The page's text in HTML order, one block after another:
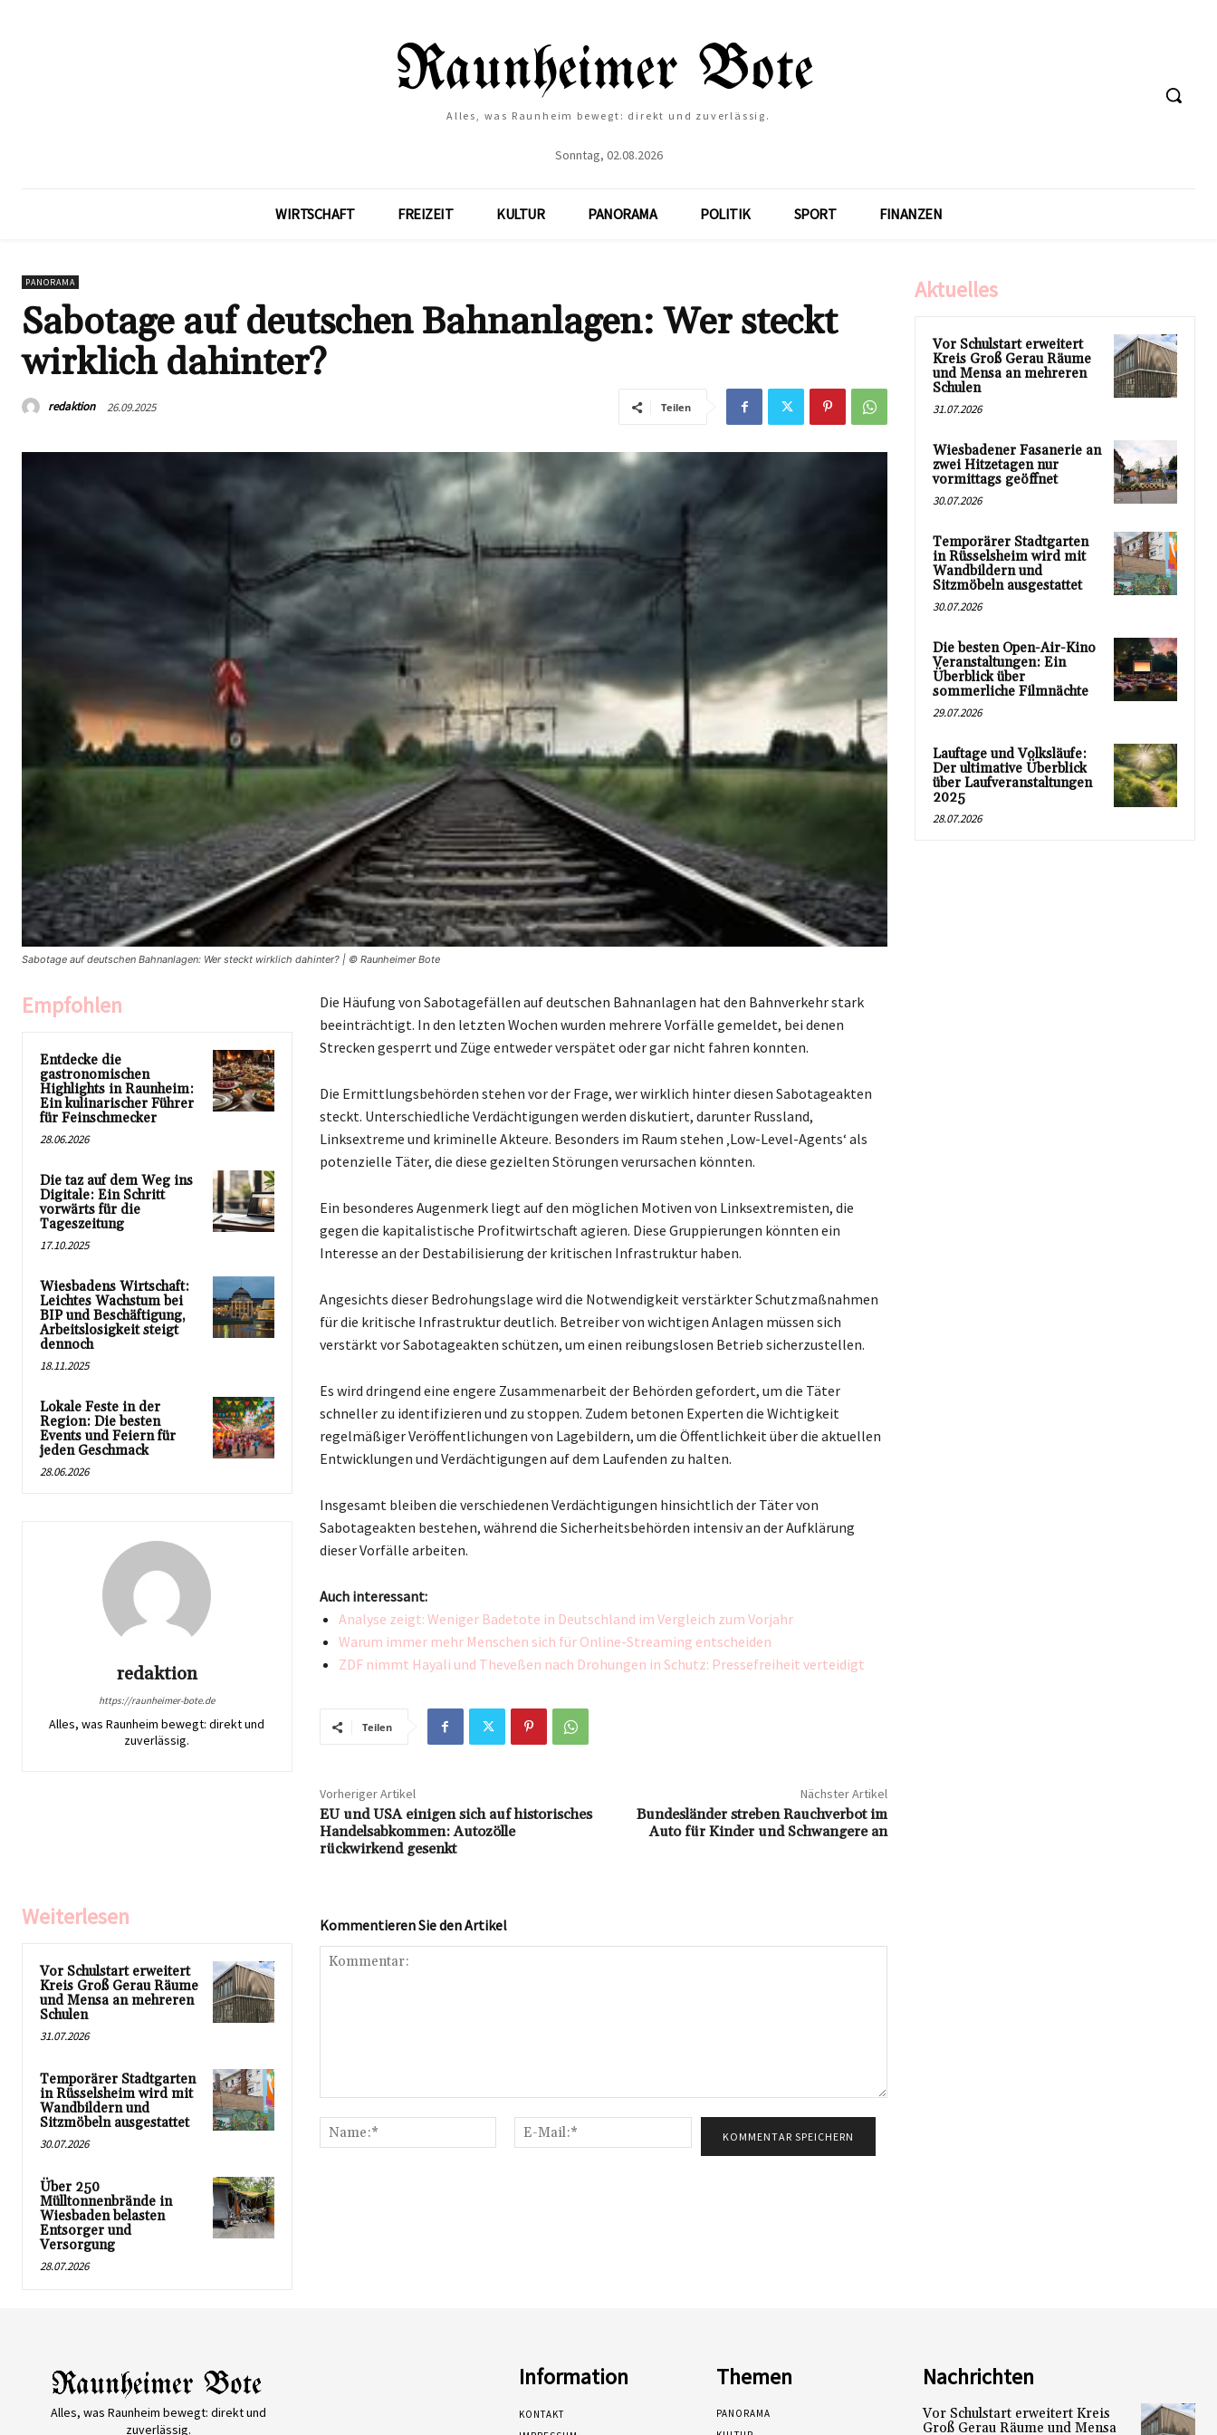
Alles, was Raunheim bewegt: direkt und zuverlässig.
Sonntag, 02.08.2026
WIRTSCHAFT FREIZEIT KULTUR PANORAMA POLITIK SPORT FINANZEN
PANORAMA
Sabotage auf deutschen Bahnanlagen: Wer steckt
wirklich dahinter?
redaktion 26.09.2025 Teilen
Sabotage auf deutschen Bahnanlagen: Wer steckt wirklich dahinter? | © Raunheimer Bote
Empfohlen
Entdecke die
gastronomischen
Highlights in Raunheim:
Ein kulinarischer Führer
für Feinschmecker
28.06.2026
Die taz auf dem Weg ins
Digitale: Ein Schritt
vorwärts für die
Tageszeitung
17.10.2025
Wiesbadens Wirtschaft:
Leichtes Wachstum bei
BIP und Beschäftigung,
Arbeitslosigkeit steigt
dennoch
18.11.2025
Lokale Feste in der
Region: Die besten
Events und Feiern für
jeden Geschmack
28.06.2026
redaktion
https://raunheimer-bote.de
Alles, was Raunheim bewegt: direkt und
zuverlässig.
Die Häufung von Sabotagefällen auf deutschen Bahnanlagen hat den Bahnverkehr stark
beeinträchtigt. In den letzten Wochen wurden mehrere Vorfälle gemeldet, bei denen
Strecken gesperrt und Züge entweder verspätet oder gar nicht fahren konnten.
Die Ermittlungsbehörden stehen vor der Frage, wer wirklich hinter diesen Sabotageakten
steckt. Unterschiedliche Verdächtigungen werden diskutiert, darunter Russland,
Linksextreme und kriminelle Akteure. Besonders im Raum stehen ‚Low-Level-Agents‘ als
potenzielle Täter, die diese gezielten Störungen verursachen könnten.
Ein besonderes Augenmerk liegt auf den möglichen Motiven von Linksextremisten, die
gegen die kapitalistische Profitwirtschaft agieren. Diese Gruppierungen könnten ein
Interesse an der Destabilisierung der kritischen Infrastruktur haben.
Angesichts dieser Bedrohungslage wird die Notwendigkeit verstärkter Schutzmaßnahmen
für die kritische Infrastruktur deutlich. Betreiber von wichtigen Anlagen müssen sich
verstärkt vor Sabotageakten schützen, um einen reibungslosen Betrieb sicherzustellen.
Es wird dringend eine engere Zusammenarbeit der Behörden gefordert, um die Täter
schneller zu identifizieren und zu stoppen. Zudem betonen Experten die Wichtigkeit
regelmäßiger Veröffentlichungen von Lagebildern, um die Öffentlichkeit über die aktuellen
Entwicklungen und Verdächtigungen auf dem Laufenden zu halten.
Insgesamt bleiben die verschiedenen Verdächtigungen hinsichtlich der Täter von
Sabotageakten bestehen, während die Sicherheitsbehörden intensiv an der Aufklärung
dieser Vorfälle arbeiten.
Auch interessant:
Analyse zeigt: Weniger Badetote in Deutschland im Vergleich zum Vorjahr
Warum immer mehr Menschen sich für Online-Streaming entscheiden
ZDF nimmt Hayali und Theveßen nach Drohungen in Schutz: Pressefreiheit verteidigt
Teilen
Vorheriger Artikel
EU und USA einigen sich auf historisches
Handelsabkommen: Autozölle
rückwirkend gesenkt
Nächster Artikel
Bundesländer streben Rauchverbot im
Auto für Kinder und Schwangere an
Weiterlesen
Vor Schulstart erweitert
Kreis Groß Gerau Räume
und Mensa an mehreren
Schulen
31.07.2026
Temporärer Stadtgarten
in Rüsselsheim wird mit
Wandbildern und
Sitzmöbeln ausgestattet
30.07.2026
Über 250
Mülltonnenbrände in
Wiesbaden belasten
Entsorger und
Versorgung
28.07.2026
Kommentieren Sie den Artikel
Name:*
Mail:*
Aktuelles
Vor Schulstart erweitert
Kreis Groß Gerau Räume
und Mensa an mehreren
Schulen
31.07.2026
Wiesbadener Fasanerie an
zwei Hitzetagen nur
vormittags geöffnet
30.07.2026
Temporärer Stadtgarten
in Rüsselsheim wird mit
Wandbildern und
Sitzmöbeln ausgestattet
30.07.2026
Die besten Open-Air-Kino
Veranstaltungen: Ein
Überblick über
sommerliche Filmnächte
29.07.2026
Lauftage und Volksläufe:
Der ultimative Überblick
über Laufveranstaltungen
2025
28.07.2026
Alles, was Raunheim bewegt: direkt und
zuverlässig.
Information
KONTAKT
Themen
PANORAMA
Nachrichten
Vor Schulstart erweitert Kreis
Groß Gerau Räume und Mensa